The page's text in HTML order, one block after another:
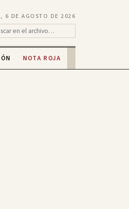
6 DE AGOSTO DE 2026
NOTA ROJA